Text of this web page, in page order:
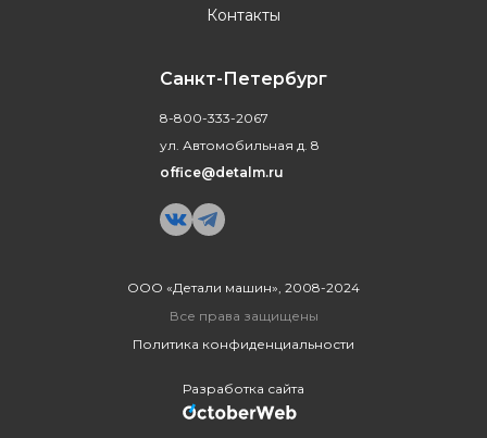
ООО «Детали машин», 2008-2024
Все права защищены
Политика конфиденциальности
Разработка сайта
Контакты
Санкт-Петербург
8-800-333-2067
ул. Автомобильная д. 8
office@detalm.ru